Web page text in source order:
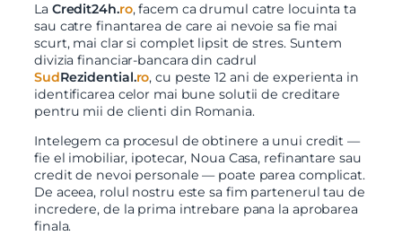
La Credit24h.ro, facem ca drumul catre locuinta ta
sau catre finantarea de care ai nevoie sa fie mai
scurt, mai clar si complet lipsit de stres. Suntem
divizia financiar-bancara din cadrul
SudRezidential.ro, cu peste 12 ani de experienta in
identificarea celor mai bune solutii de creditare
pentru mii de clienti din Romania.
Intelegem ca procesul de obtinere a unui credit —
fie el imobiliar, ipotecar, Noua Casa, refinantare sau
credit de nevoi personale — poate parea complicat.
De aceea, rolul nostru este sa fim partenerul tau de
incredere, de la prima intrebare pana la aprobarea
finala.